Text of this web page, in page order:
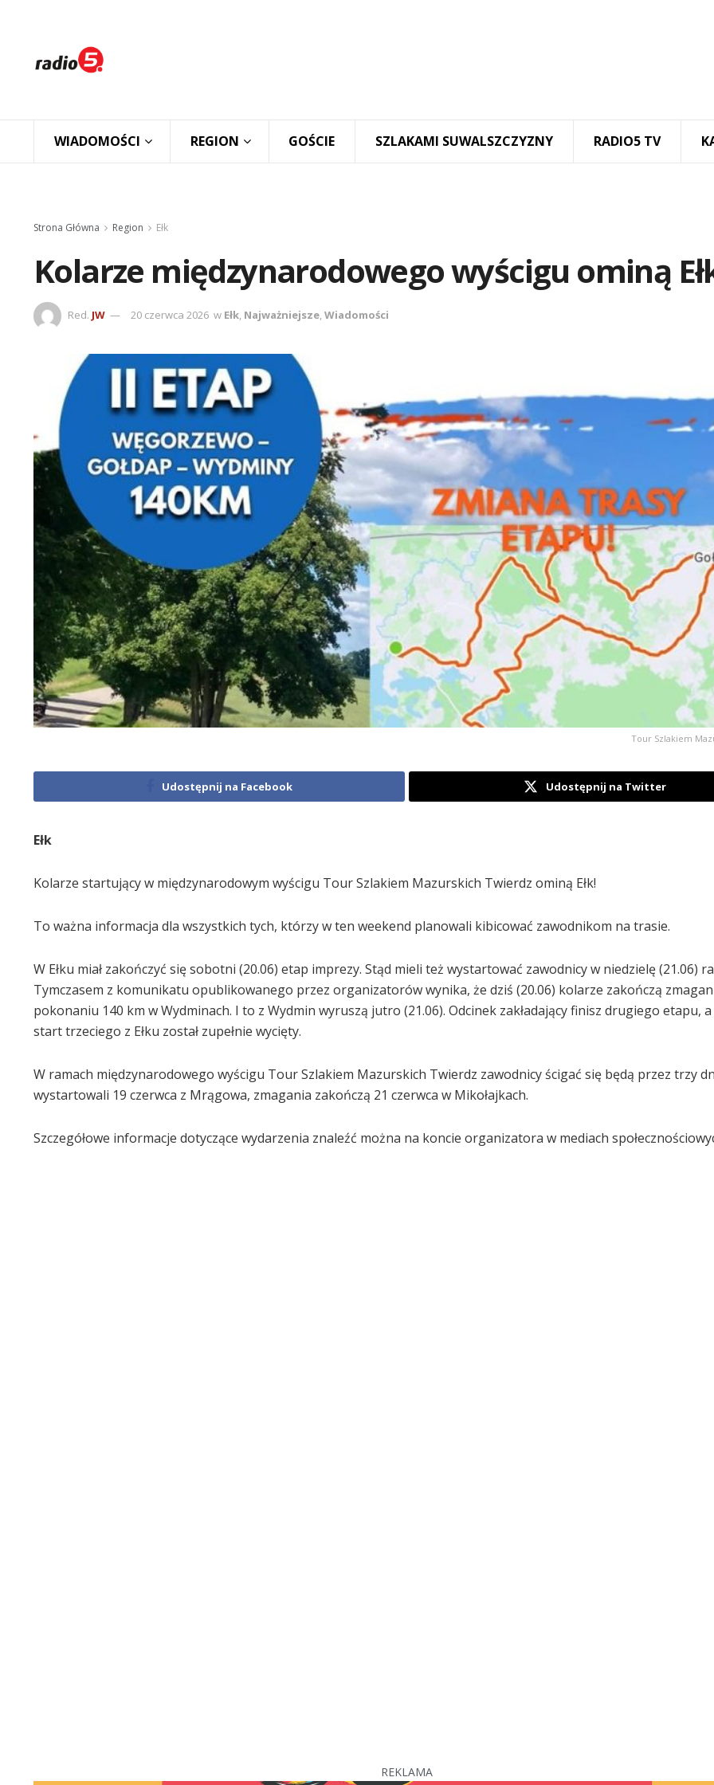
WIADOMOŚCI REGION GOŚCIE SZLAKAMI SUWALSZCZYZNY RADIO5 TV
Strona Główna Region Ełk
Kolarze międzynarodowego wyścigu ominą
Red. JW 20 czerwca 2026 w Ełk, Najważniejsze,Wiadomości
Tour Szlakiem
Udostępnij na Facebook Udostępnij na Twitter
Ełk
Kolarze startujący w międzynarodowym wyścigu Tour Szlakiem Mazurskich Twierdz ominą Ełk!
To ważna informacja dla wszystkich tych, którzy w ten weekend planowali kibicować zawodnikom na trasie.
W Ełku miał zakończyć się sobotni (20.06) etap imprezy. Stąd mieli też wystartować zawodnicy w niedzielę (21.06)
Tymczasem z komunikatu opublikowanego przez organizatorów wynika, że dziś (20.06) kolarze zakończą
pokonaniu 140 km w Wydminach. I to z Wydmin wyruszą jutro (21.06). Odcinek zakładający finisz drugiego etapu,
start trzeciego z Ełku został zupełnie wycięty.
W ramach międzynarodowego wyścigu Tour Szlakiem Mazurskich Twierdz zawodnicy ścigać się będą przez trzy
wystartowali 19 czerwca z Mrągowa, zmagania zakończą 21 czerwca w Mikołajkach.
Szczegółowe informacje dotyczące wydarzenia znaleźć można na koncie organizatora w mediach
REKLAMA